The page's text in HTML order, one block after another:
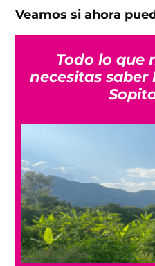
Veamos si ahora
Todo lo que
necesitas saber